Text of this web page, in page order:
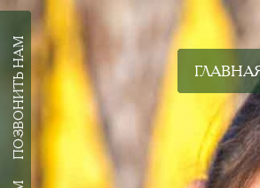
ПОЗВОНИТЬ НАМ